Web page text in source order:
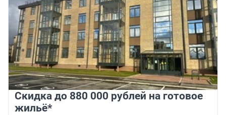
Скидка до 880 000 рублей на готовое
жильё*